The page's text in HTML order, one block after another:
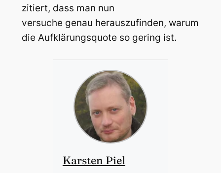
zitiert, dass man nun
versuche genau herauszufinden, warum
die Aufklärungsquote so gering ist.
Karsten Piel